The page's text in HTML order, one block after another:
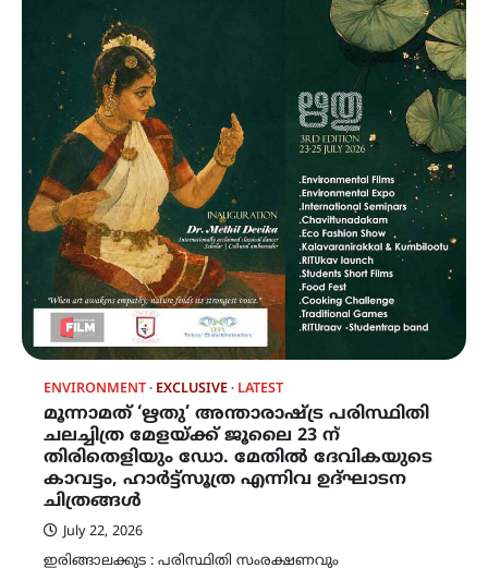
ENVIRONMENT EXCLUSIVE LATEST
മൂന്നാമത് ‘ഋതു’ അന്താരാഷ്ട്ര പരിസ്ഥിതി
ചലച്ചിത്ര മേളയ്ക്ക് ജൂലൈ 23 ന്
തിരിതെളിയും ഡോ. മേതിൽ ദേവികയുടെ
കാവട്ടം, ഹാർട്ട്സൂത്ര എന്നിവ ഉദ്ഘാടന
ചിത്രങ്ങൾ
July 22, 2026
ഇരിങ്ങാലക്കുട : പരിസ്ഥിതി സംരക്ഷണവും